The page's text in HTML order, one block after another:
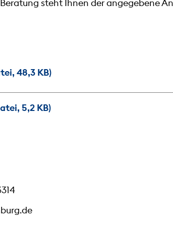
steht Ihnen der angegebene
48,3 KB)
5,2 KB)